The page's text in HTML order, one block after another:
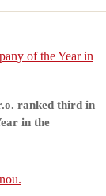
of the Year in
ranked third in
in the